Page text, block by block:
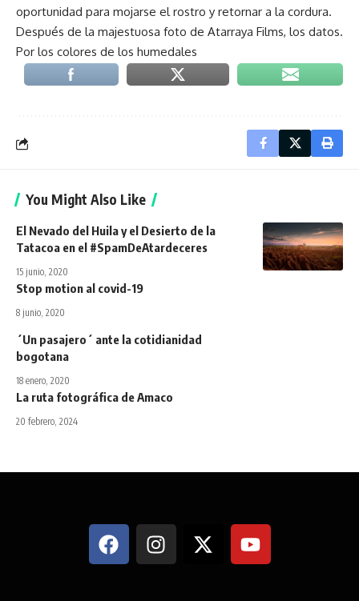
oportunidad para mojarse el rostro y retornar a la cordura.
Después de la majestuosa foto de Atarraya Films, los datos.
Por los colores de los humedales
You Might Also Like
El Nevado del Huila y el Desierto de la
Tatacoa en el #SpamDeAtardeceres
15 junio, 2020
Stop motion al covid-19
8 junio, 2020
´Un pasajero´ ante la cotidianidad
bogotana
18 enero, 2020
La ruta fotográfica de Amaco
20 febrero, 2024